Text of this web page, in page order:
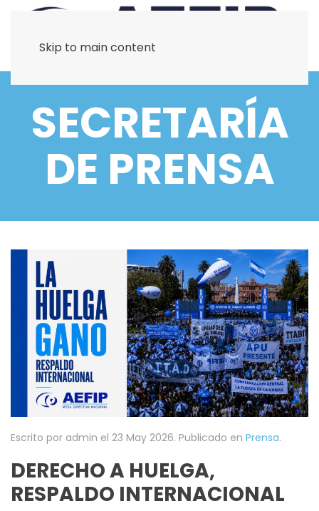
Skip to main content
SECRETARÍA
DE PRENSA
Escrito por admin el 23 May 2026. Publicado en Prensa.
DERECHO A HUELGA,
RESPALDO INTERNACIONAL